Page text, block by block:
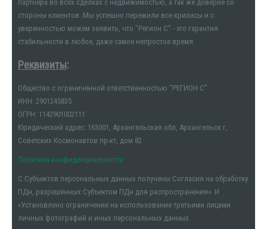
партнера во всех сделках с недвижимостью, а так же доверие со
стороны клиентов. Мы успешно пережили все кризисы и с
уверенностью можем заявить, что "Регион С" - это гарантия
стабильности в любое, даже самое непростое время.
Реквизиты:
Общество с ограниченной ответственностью "РЕГИОН С"
ИНН: 2901245835
ОГРН: 1142901002111
Юридический адрес: 163001, Архангельская обл, Архангельск г,
Советских Космонавтов пр-кт, дом 82
Политика конфиденциальности
С Субъектов персональных данных получены Согласия на обработку
ПДн, разрешённых Субъектом ПДн для распространения». И
«Установлено ограничение на использование третьими лицами
личных фотографий и иных персональных данных